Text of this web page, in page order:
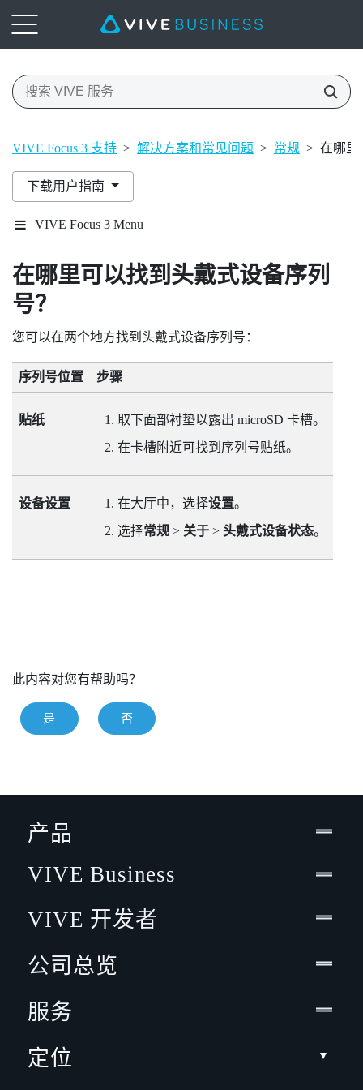
VIVE Focus 3 支持 > 解决方案和常见问题 > 常规 > 在哪里
下载用户指南
VIVE Focus 3 Menu
在哪里可以找到头戴式设备序列
号？
您可以在两个地方找到头戴式设备序列号：
序列号位置 步骤
贴纸 取下面部衬垫以露出 microSD 卡槽。
在卡槽附近可找到序列号贴纸。
设备设置 在大厅中，选择设置。
选择常规> 关于> 头戴式设备状态。
此内容对您有帮助吗？
是 否
产品
VIVE Business
VIVE 开发者
公司总览
服务
定位